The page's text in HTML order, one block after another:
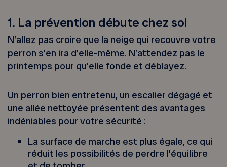
1. La prévention débute chez soi
N’allez pas croire que la neige qui recouvre votre
perron s’en ira d’elle-même. N’attendez pas le
printemps pour qu’elle fonde et déblayez.
Un perron bien entretenu, un escalier dégagé et
une allée nettoyée présentent des avantages
indéniables pour votre sécurité :
La surface de marche est plus égale, ce qui
réduit les possibilités de perdre l’équilibre